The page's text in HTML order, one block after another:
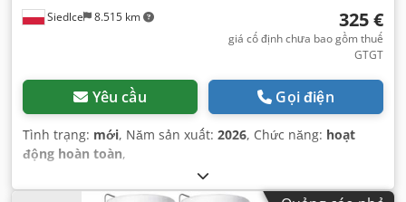
Siedlce 8.515 km 325 €
giá cố định chưa bao gồm thuế
GTGT
Yêu cầu Gọi điện
Tình trạng: mới, Năm sản xuất: 2026, Chức năng: hoạt
động hoàn toàn,